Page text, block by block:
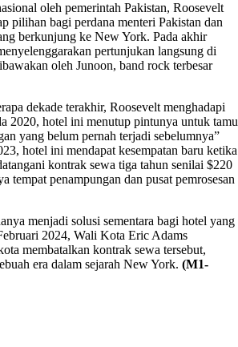
oleh pemerintah Pakistan, Roosevelt
pilihan bagi perdana menteri Pakistan dan
berkunjung ke New York. Pada akhir
pertunjukan langsung di
oleh Junoon, band rock terbesar
dekade terakhir, Roosevelt menghadapi
2020, hotel ini menutup pintunya untuk tamu
yang belum pernah terjadi sebelumnya”
hotel ini mendapat kesempatan baru ketika
kontrak sewa tiga tahun senilai $220
tempat penampungan dan pusat pemrosesan
menjadi solusi sementara bagi hotel yang
2024, Wali Kota Eric Adams
membatalkan kontrak sewa tersebut,
era dalam sejarah New York. (M1-